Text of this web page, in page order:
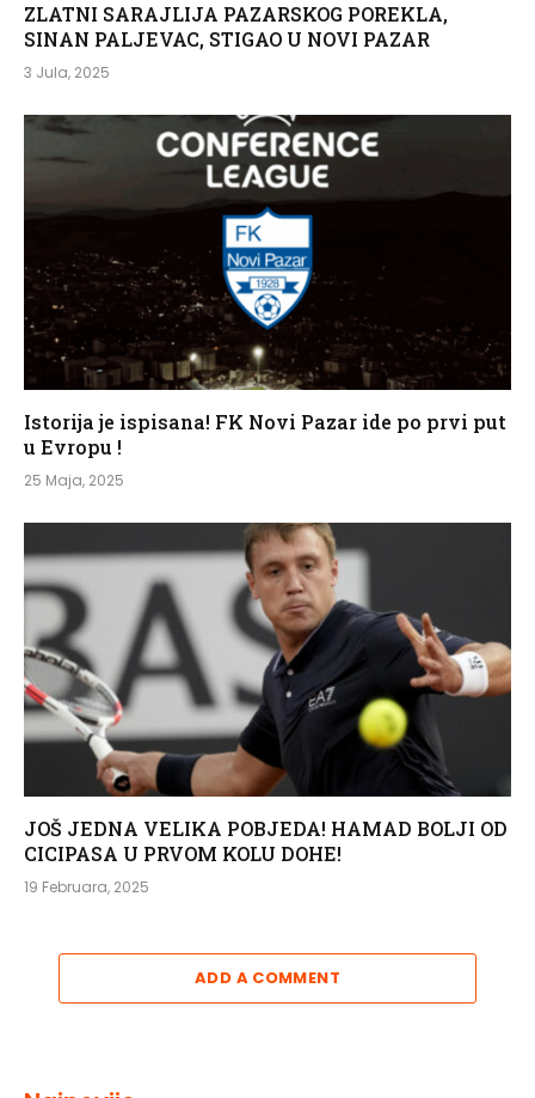
ZLATNI SARAJLIJA PAZARSKOG POREKLA,
SINAN PALJEVAC, STIGAO U NOVI PAZAR
3 Jula, 2025
Istorija je ispisana! FK Novi Pazar ide po prvi put
u Evropu !
25 Maja, 2025
JOŠ JEDNA VELIKA POBJEDA! HAMAD BOLJI OD
CICIPASA U PRVOM KOLU DOHE!
19 Februara, 2025
ADD A COMMENT